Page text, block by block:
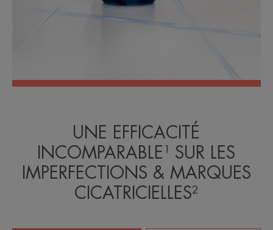
UNE EFFICACITÉ
INCOMPARABLE¹ SUR LES
IMPERFECTIONS & MARQUES
CICATRICIELLES²